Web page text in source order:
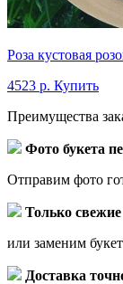
Роза кустовая
4523 р. Купить
Преимущества
Фото букета
Отправим фото
Только
или заменим букет
Доставка